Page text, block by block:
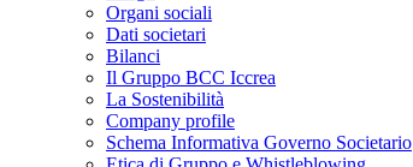
Organi sociali
Dati societari
Bilanci
Il Gruppo BCC Iccrea
La Sostenibilità
Company profile
Schema Informativa Governo Societario